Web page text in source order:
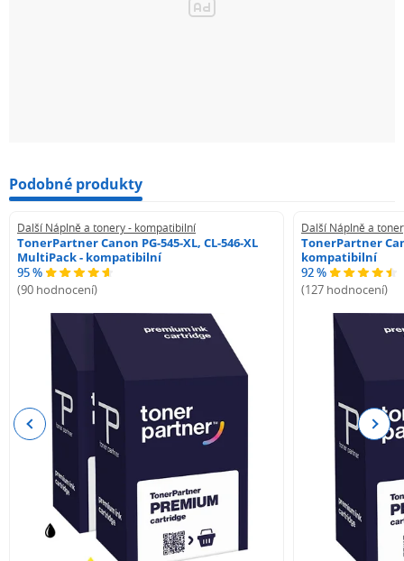
Podobné produkty
Další Náplně a tonery - kompatibilní
TonerPartner Canon PG-545-XL, CL-546-XL
MultiPack - kompatibilní
95 %
(90 hodnocení)
Další Náplně a
TonerPartner
kompatibilní
92 %
(127 hodnocení)
Previous Next